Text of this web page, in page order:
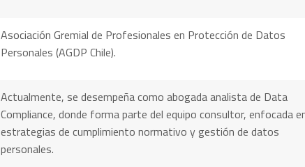
Asociación Gremial de Profesionales en Protección de Datos
Personales (AGDP Chile).
Actualmente, se desempeña como abogada analista de Data
Compliance, donde forma parte del equipo consultor, enfocada
estrategias de cumplimiento normativo y gestión de datos
personales.